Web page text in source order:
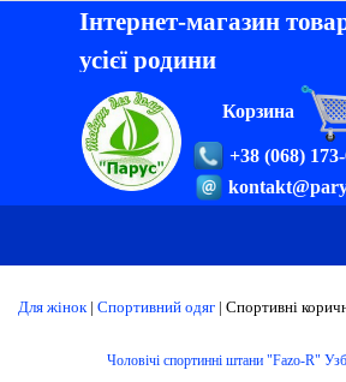
Інтернет-магазин
усієї родини
+38 (068)
Корзина
Для жінок| Спортивний одяг | Спортивні
Чоловічі спортинні штани "Fazo-R"